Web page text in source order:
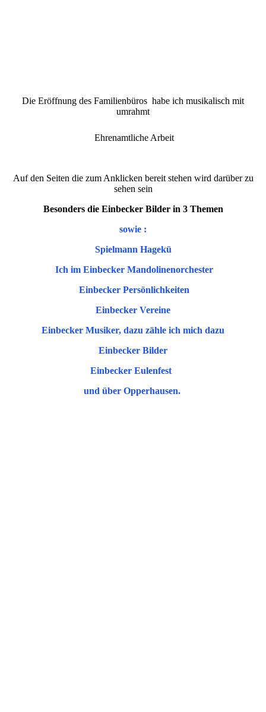
Die Eröffnung des Familienbüros habe ich musikalisch mit
umrahmt
Ehrenamtliche Arbeit
Auf den Seiten die zum Anklicken bereit stehen wird darüber zu
sehen sein
Besonders die Einbecker Bilder in 3 Themen
sowie :
Spielmann Hagekü
Ich im Einbecker Mandolinenorchester
Einbecker Persönlichkeiten
Einbecker Vereine
Einbecker Musiker, dazu zähle ich mich dazu
Einbecker Bilder
Einbecker Eulenfest
und über Opperhausen.